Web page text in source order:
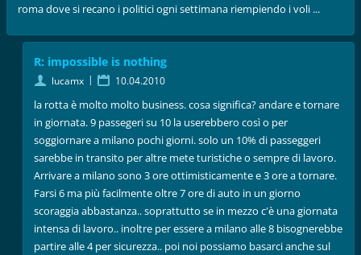
roma dove si recano i politici ogni settimana riempiendo i voli ...
R: impossible is nothing
lucamx | 10.04.2010
la rotta è molto molto business. cosa significa? andare e tornare
in giornata. 9 passegeri su 10 la userebbero così o per
soggiornare a milano pochi giorni. solo un 10% di passeggeri
sarebbe in transito per altre mete turistiche o sempre di lavoro.
Arrivare a milano sono 3 ore ottimisticamente e 3 ore a tornare.
Farsi 6 ma più facilmente oltre 7 ore di auto in un giorno
scoraggia abbastanza.. soprattutto se in mezzo c'è una giornata
intensa di lavoro.. inoltre per essere a milano alle 8 bisognerebbe
partire alle 4 per sicurezza.. poi noi possiamo basarci anche sul